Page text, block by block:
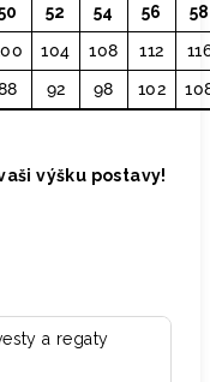
52 54 56
58
104 108 112
92 98 102
výšku postavy!
a regaty